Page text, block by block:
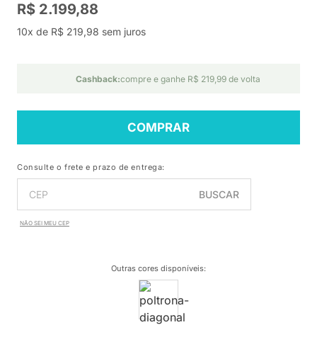
R$ 2.199,88
10x de R$ 219,98 sem juros
Cashback:compre e ganhe R$ 219,99 de volta
COMPRAR
Consulte o frete e prazo de entrega:
BUSCAR
NÃO SEI MEU CEP
Outras cores disponíveis: